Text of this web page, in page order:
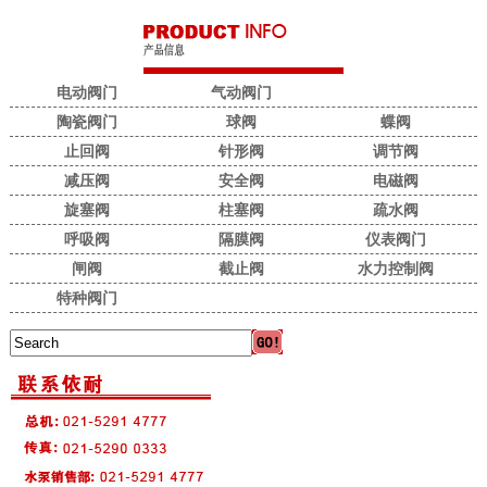
电动阀门
气动阀门
陶瓷阀门
球阀
蝶阀
止回阀
针形阀
调节阀
减压阀
安全阀
电磁阀
旋塞阀
柱塞阀
疏水阀
呼吸阀
隔膜阀
仪表阀门
闸阀
截止阀
水力控制阀
特种阀门